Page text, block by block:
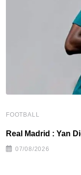
FOOTBALL
Real Madrid : Yan
07/08/2026